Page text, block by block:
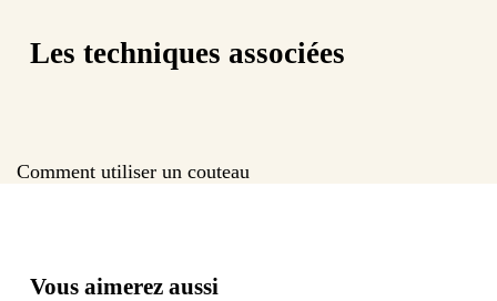
Les techniques associées
Comment utiliser un couteau
Vous aimerez aussi